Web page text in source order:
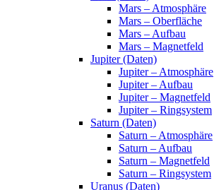
Mars – Atmosphäre
Mars – Oberfläche
Mars – Aufbau
Mars – Magnetfeld
Jupiter (Daten)
Jupiter – Atmosphäre
Jupiter – Aufbau
Jupiter – Magnetfeld
Jupiter – Ringsystem
Saturn (Daten)
Saturn – Atmosphäre
Saturn – Aufbau
Saturn – Magnetfeld
Saturn – Ringsystem
Uranus (Daten)